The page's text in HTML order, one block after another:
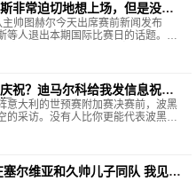
非常迫切地想上场，但是没必
帅图赫尔今天出席赛前新闻发布
等人退出本期国际比赛日的话题。图
想参加比赛，参与到球队中来
祝？迪马尔科给我发信息祝
意大利的世预赛附加赛决赛前，波黑
的采访。没有人比你更能代表波黑，
解意大利队，毕竟你在意大
尔维亚和久帅儿子同队 我见他